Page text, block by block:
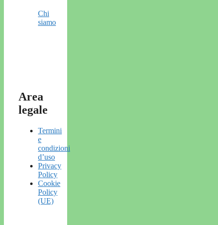
Chi
siamo
Area
legale
Termini
e
condizioni
d’uso
Privacy
Policy
Cookie
Policy
(UE)